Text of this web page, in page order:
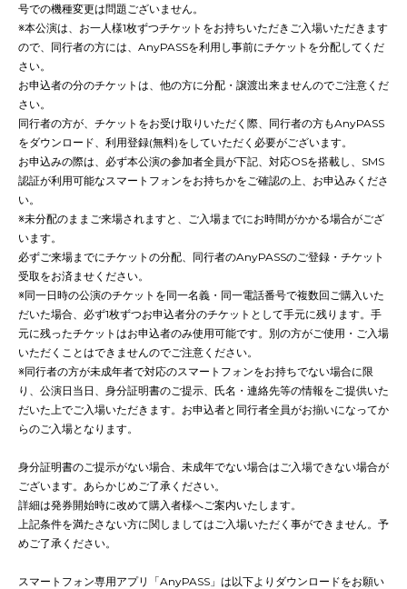
号での機種変更は問題ございません。
※本公演は、お一人様1枚ずつチケットをお持ちいただきご入場いただきます
ので、同行者の方には、AnyPASSを利用し事前にチケットを分配してくだ
さい。
お申込者の分のチケットは、他の方に分配・譲渡出来ませんのでご注意くだ
さい。
同行者の方が、チケットをお受け取りいただく際、同行者の方もAnyPASS
をダウンロード、利用登録(無料)をしていただく必要がございます。
お申込みの際は、必ず本公演の参加者全員が下記、対応OSを搭載し、SMS
認証が利用可能なスマートフォンをお持ちかをご確認の上、お申込みくださ
い。
※未分配のままご来場されますと、ご入場までにお時間がかかる場合がござ
います。
必ずご来場までにチケットの分配、同行者のAnyPASSのご登録・チケット
受取をお済ませください。
※同一日時の公演のチケットを同一名義・同一電話番号で複数回ご購入いた
だいた場合、必ず1枚ずつお申込者分のチケットとして手元に残ります。手
元に残ったチケットはお申込者のみ使用可能です。別の方がご使用・ご入場
いただくことはできませんのでご注意ください。
※同行者の方が未成年者で対応のスマートフォンをお持ちでない場合に限
り、公演日当日、身分証明書のご提示、氏名・連絡先等の情報をご提供いた
だいた上でご入場いただきます。お申込者と同行者全員がお揃いになってか
らのご入場となります。
身分証明書のご提示がない場合、未成年でない場合はご入場できない場合が
ございます。あらかじめご了承ください。
詳細は発券開始時に改めて購入者様へご案内いたします。
上記条件を満たさない方に関しましてはご入場いただく事ができません。予
めご了承ください。
スマートフォン専用アプリ「AnyPASS」は以下よりダウンロードをお願い